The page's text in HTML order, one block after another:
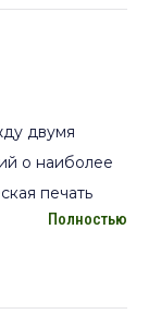
Полностью
двумя
о наиболее
печать
расширению
были